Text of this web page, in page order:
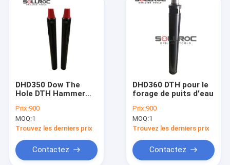
Produits
Au sujet de nous
Visite d'usine
Nouvelles
Cas
DHD350 Dow The
Hole DTH Hammer
puits d'eau/blasting
Prix:900
MOQ:1
Trouvez les derniers prix
Contactez
DHD360 DTH pour le
forage de puits d'eau
Prix:900
MOQ:1
Trouvez les derniers prix
Contactez